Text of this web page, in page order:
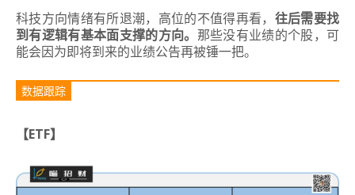
科技方向情绪有所退潮，高位的不值得再看， 往后需要找
到有逻辑有基本面支撑的方向。 那些没有业绩的个股，可
能会因为即将到来的业绩公告再被锤一把。
数据跟踪
【ETF】